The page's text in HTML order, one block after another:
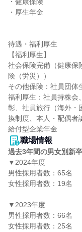
・厚生年金
待遇・福利厚生
【福利厚生】
社会保険完備（健康保
険（労災））
その他保険：社員団体
福利厚生：社員持株会
彰、社員旅行（海外・
換制度、本人・配偶者
給付型企業年金
職場情報
過去3年間の男女別新
▼2024年度
男性採用者数：65名
女性採用者数：19名
▼2023年度
男性採用者数：66名
女性採用者数：25名